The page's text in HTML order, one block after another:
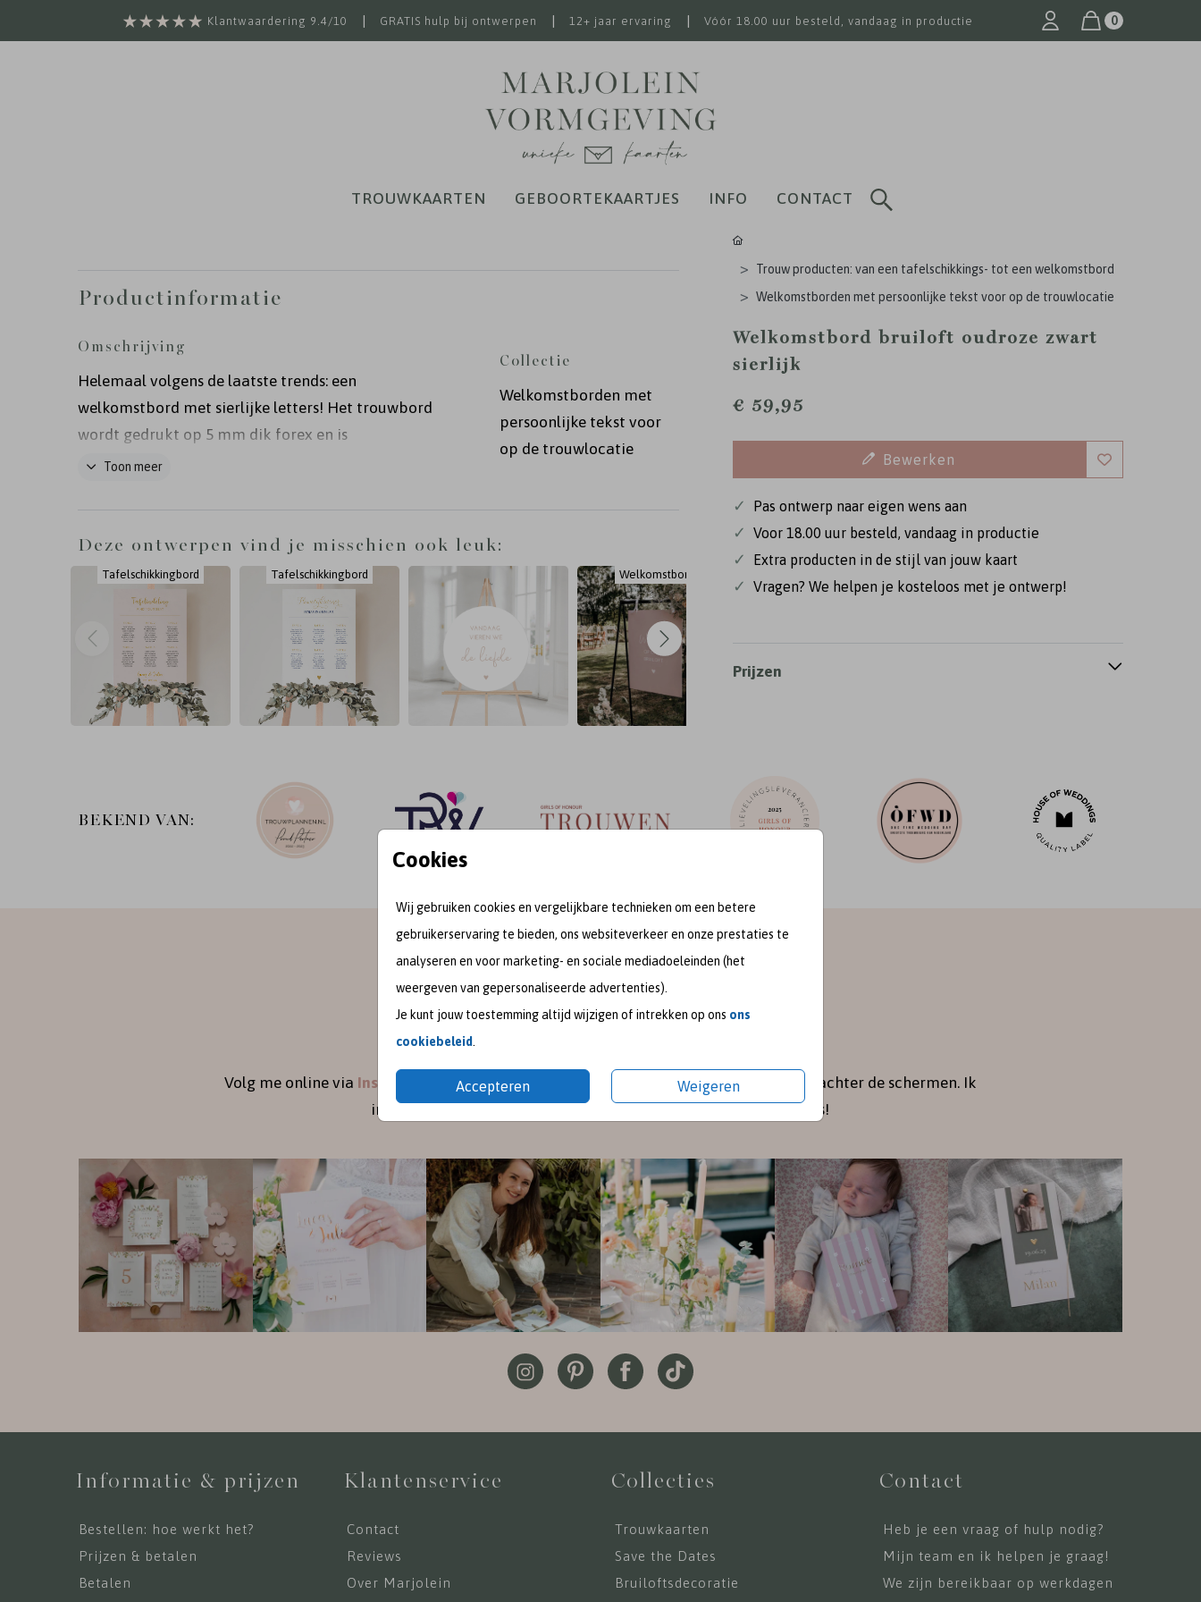
Klantwaardering 9.4/10 GRATIS hulp bij ontwerpen 12+ jaar ervaring Vóór 18.00 uur besteld, vandaag in productie 0
TROUWKAARTEN GEBOORTEKAARTJES INFO CONTACT
Cookies
Wij gebruiken cookies en vergelijkbare technieken om een betere
gebruikerservaring te bieden, ons websiteverkeer en onze prestaties te
analyseren en voor marketing- en sociale mediadoeleinden (het
weergeven van gepersonaliseerde advertenties).
Je kunt jouw toestemming altijd wijzigen of intrekken op ons ons
cookiebeleid
Accepteren Weigeren
Productinformatie
Omschrijving
Helemaal volgens de laatste trends: een
welkomstbord met sierlijke letters! Het trouwbord
wordt gedrukt op 5 mm dik forex en is
weerbestendig. Pas het bord nog helemaal aan in de
Toon meer
Collectie
Welkomstborden met
persoonlijke tekst voor
op de trouwlocatie
Deze ontwerpen vind je misschien ook leuk:
Tafelschikkingbord Tafelschikkingbord Welkomstbord
Trouw producten: van een tafelschikkings- tot een welkomstbord
Welkomstborden met persoonlijke tekst voor op de trouwlocatie
Welkomstbord bruiloft oudroze zwart
sierlijk
€ 59,95
Bewerken
✓ Pas ontwerp naar eigen wens aan
✓ Voor 18.00 uur besteld, vandaag in productie
✓ Extra producten in de stijl van jouw kaart
✓ Vragen? We helpen je kosteloos met je ontwerp!
Prijzen
BEKEND VAN:
meet me on
SOCIAL MEDIA
Volg me online via Instagram Pinterestvoor de nieuwste ontwerpen en een kijkje achter de schermen. Ik
inspireer je graag met mooie trouwkaarten en geboortekaartjes!
Informatie & prijzen
Bestellen: hoe werkt het?
Prijzen & betalen
Betalen
Klantenservice
Contact
Reviews
Over Marjolein
Collecties
Trouwkaarten
Save the Dates
Bruiloftsdecoratie
Contact
Heb je een vraag of hulp nodig?
Mijn team en ik helpen je graag!
We zijn bereikbaar op werkdagen